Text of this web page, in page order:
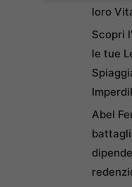
loro
Scopri
le tue
Abel